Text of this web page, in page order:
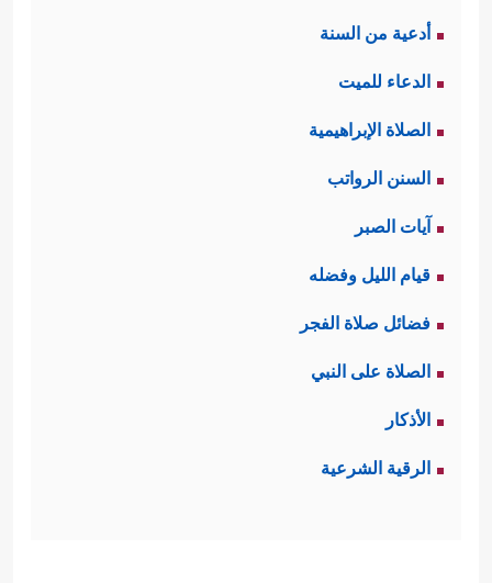
أدعية من السنة
الدعاء للميت
الصلاة الإبراهيمية
السنن الرواتب
آيات الصبر
قيام الليل وفضله
فضائل صلاة الفجر
الصلاة على النبي
الأذكار
الرقية الشرعية